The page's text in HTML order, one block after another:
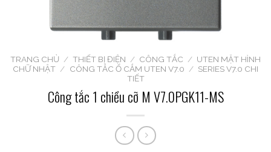
TRANG CHỦ / THIẾT BỊ ĐIỆN / CÔNG TẮC / UTEN MẶT HÌNH
CHỮ NHẬT / CÔNG TẮC Ổ CẮM UTEN V7.0 / SERIES V7.0 CHI
TIẾT
Công tắc 1 chiều cỡ M V7.0PGK11-MS